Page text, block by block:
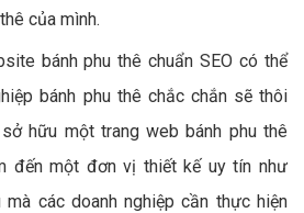
của mình.
bánh phu thê chuẩn SEO có thể
bánh phu thê chắc chắn sẽ thôi
hữu một trang web bánh phu thê
đến một đơn vị thiết kế uy tín như
các doanh nghiệp cần thực hiện